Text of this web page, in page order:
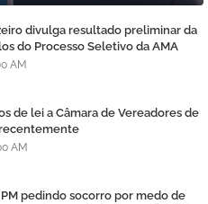
divulga resultado preliminar da
do Processo Seletivo da AMA
AM
de lei a Câmara de Vereadores de
AM
pedindo socorro por medo de